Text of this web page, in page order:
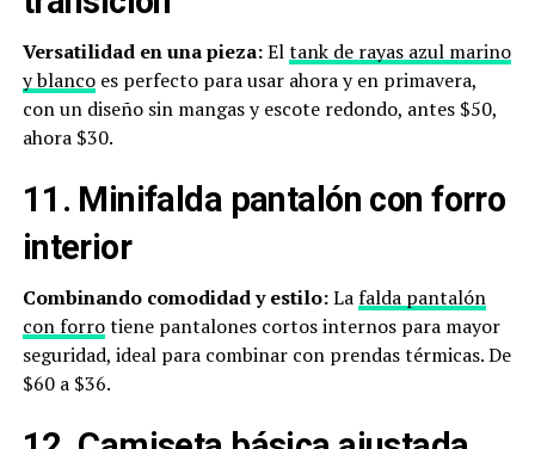
Versatilidad en una pieza:Eltank de rayas azul marino
y blancoes perfecto para usar ahora y en primavera,
con un diseño sin mangas y escote redondo, antes $50,
ahora $30.
11. Minifalda pantalón con forro
interior
Combinando comodidad y estilo:Lafalda pantalón
con forrotiene pantalones cortos internos para mayor
seguridad, ideal para combinar con prendas térmicas. De
$60 a $36.